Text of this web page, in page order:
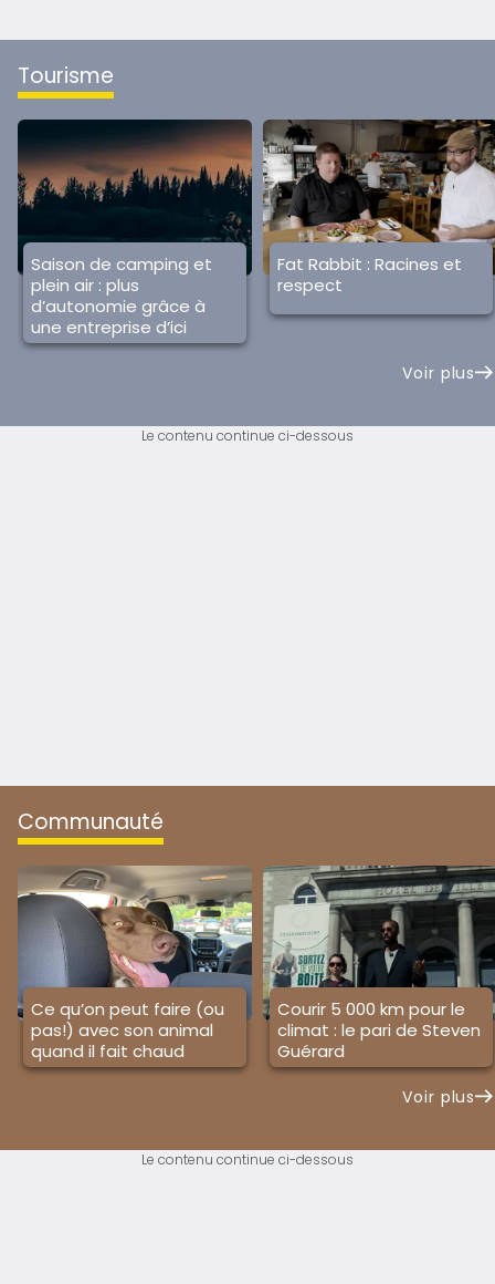
tourisme
Saison de camping et
plein air : plus
d’autonomie grâce à
une entreprise d’ici
Fat Rabbit : Racines et
respect
Voir plus
Le contenu continue ci-dessous
communauté
Ce qu’on peut faire (ou
pas!) avec son animal
quand il fait chaud
Courir 5 000 km pour le
climat : le pari de Steven
Guérard
Voir plus
Le contenu continue ci-dessous